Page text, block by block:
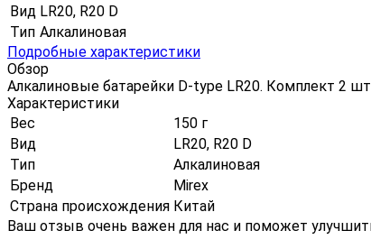
Вид LR20, R20 D
Тип Алкалиновая
Подробные характеристики
Обзор
Алкалиновые батарейки D-type LR20. Комплект 2
Характеристики
Вес
150 г
Вид
LR20, R20 D
Тип
Алкалиновая
Бренд
Mirex
Страна происхождения Китай
Ваш отзыв очень важен для нас и поможет